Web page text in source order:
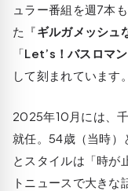
ュラー番組を週7本
た『ギルガメッシュ
「Let’s！バスロマン
して刻まれています。
2025年10月には、
就任。54歳（当時）
とスタイルは「時が
トニュースで大きな